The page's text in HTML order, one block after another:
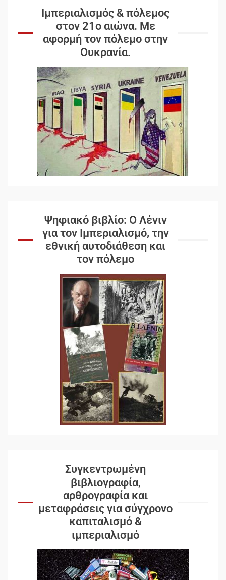
Ιμπεριαλισμός & πόλεμος
στον 21ο αιώνα. Mε
αφορμή τον πόλεμο στην
Ουκρανία.
Ψηφιακό βιβλίο: Ο Λένιν
για τον Ιμπεριαλισμό, την
εθνική αυτοδιάθεση και
τον πόλεμο
Συγκεντρωμένη
βιβλιογραφία,
αρθρογραφία και
μεταφράσεις για σύγχρονο
καπιταλισμό &
ιμπεριαλισμό